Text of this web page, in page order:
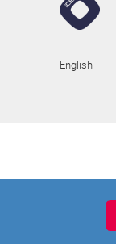
English